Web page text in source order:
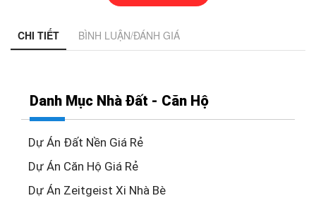
CHI TIẾT BÌNH LUẬN/ĐÁNH GIÁ
Danh Mục Nhà Đất - Căn Hộ
Dự Án Đất Nền Giá Rẻ
Dự Án Căn Hộ Giá Rẻ
Dự Án Zeitgeist Xi Nhà Bè